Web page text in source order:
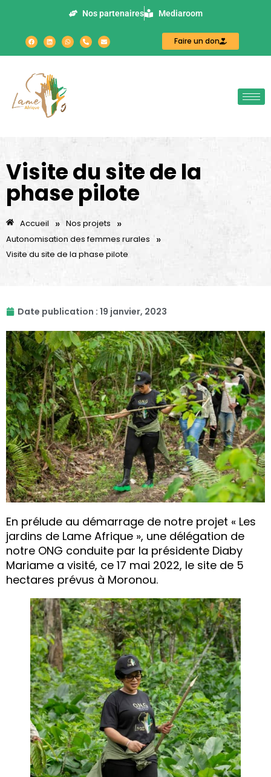
Nos partenaires Mediaroom
Faire un don
Visite du site de la
phase pilote
Accueil » Nos projets »
Autonomisation des femmes rurales »
Visite du site de la phase pilote
Date publication : 19 janvier, 2023
En prélude au démarrage de notre projet « Les
jardins de Lame Afrique », une délégation de
notre ONG conduite par la présidente Diaby
Mariame a visité, ce 17 mai 2022, le site de 5
hectares prévus à Moronou.